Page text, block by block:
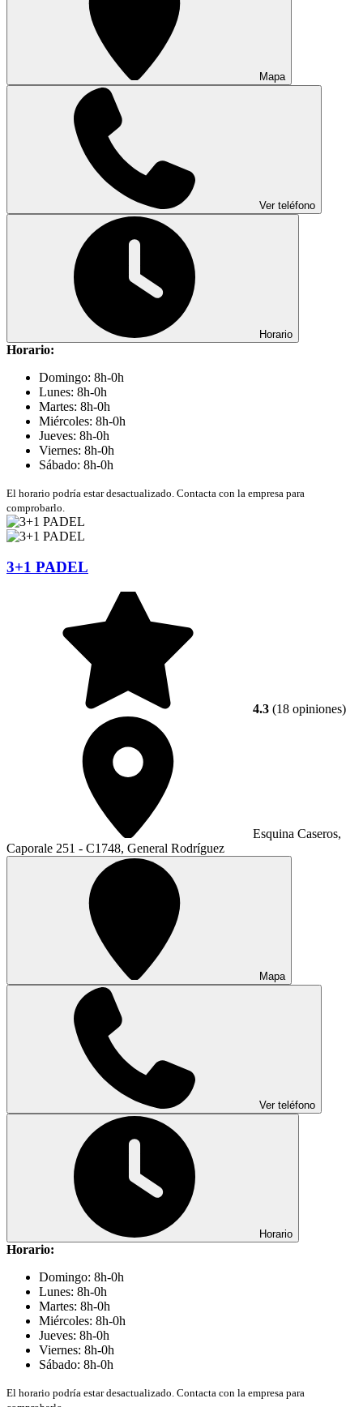
Mapa
Ver teléfono
Horario
Horario:
Domingo: 8h-0h
Lunes: 8h-0h
Martes: 8h-0h
Miércoles: 8h-0h
Jueves: 8h-0h
Viernes: 8h-0h
Sábado: 8h-0h
El horario podría estar desactualizado. Contacta con la empresa para
comprobarlo.
3+1 PADEL
4.3 (18 opiniones)
Esquina Caseros,
Caporale 251 - C1748, General Rodríguez
Mapa
Ver teléfono
Horario
Horario:
Domingo: 8h-0h
Lunes: 8h-0h
Martes: 8h-0h
Miércoles: 8h-0h
Jueves: 8h-0h
Viernes: 8h-0h
Sábado: 8h-0h
El horario podría estar desactualizado. Contacta con la empresa para